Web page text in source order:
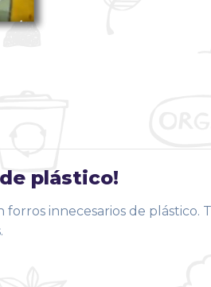
plástico!
innecesarios de plástico.